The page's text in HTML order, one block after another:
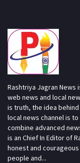
Rashtriya Jagran News
web news and local
is truth, the idea
local news channel is
combine advanced
is an Chief In Editor of
honest and
people and...